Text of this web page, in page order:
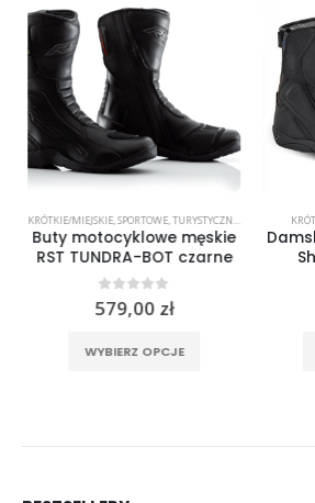
SPORTOWE,WYPRZEDAŻ %%
KRÓTKIE/MIEJSKIE,SPORTOWE,TURYSTYCZNE ,TURYSTYCZNE
Buty motocyklowe męskie
RST TUNDRA-BOT czarne
0out of 5
579,00zł
WYBIERZ OPCJE